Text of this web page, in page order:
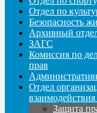
Отдел по
Безопасность
Архивный
ЗАГС
Комиссия по
прав
Отдел
Защита